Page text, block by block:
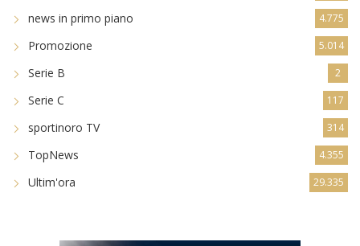
news in primo piano 4.775
Promozione 5.014
Serie B 2
Serie C 117
sportinoro TV 314
TopNews 4.355
Ultim'ora 29.335